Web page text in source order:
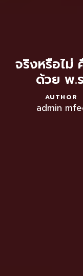
จริงหรือไม่
ด้วย พ.
AUTHOR
admin